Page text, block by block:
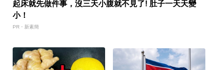
起床就先做件事，沒三天小腹就不見了! 肚子一天天變
小！
PR・新素簡